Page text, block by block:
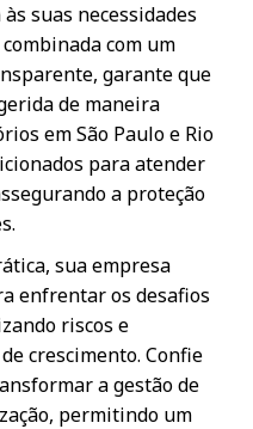
suas necessidades
com um
garante que
de maneira
em São Paulo e Rio
para atender
a proteção
sua empresa
enfrentar os desafios
riscos e
crescimento. Confie
a gestão de
permitindo um